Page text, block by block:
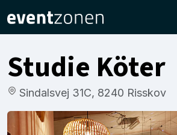
Studie Köter
Sindalsvej 31C, 8240 Risskov